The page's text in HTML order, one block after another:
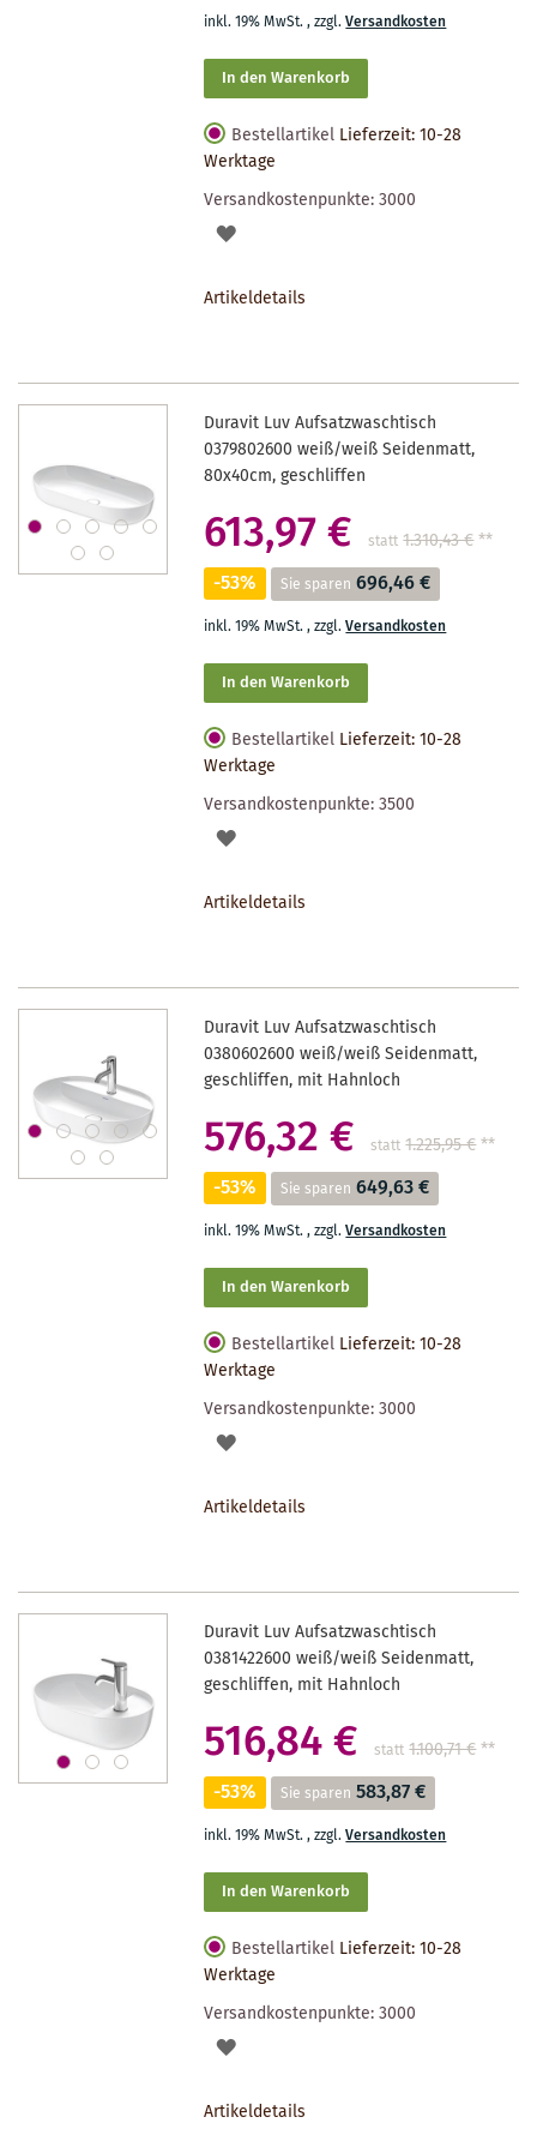
inkl. 19% MwSt.,zzgl.Versandkosten
In den Warenkorb
Bestellartikel Lieferzeit: 10-28
Werktage
Versandkostenpunkte:3000
AUF
Artikeldetails
Duravit Luv Aufsatzwaschtisch
0379802600 weiß/weiß Seidenmatt,
80x40cm, geschliffen
613,97 € statt 1.310,43 €**
-53% Sie sparen 696,46 €
inkl. 19% MwSt.,zzgl.Versandkosten
In den Warenkorb
Bestellartikel Lieferzeit: 10-28
Werktage
Versandkostenpunkte:3500
AUF
Artikeldetails
Duravit Luv Aufsatzwaschtisch
0380602600 weiß/weiß Seidenmatt,
geschliffen, mit Hahnloch
576,32 € statt 1.225,95 €**
-53% Sie sparen 649,63 €
inkl. 19% MwSt.,zzgl.Versandkosten
In den Warenkorb
Bestellartikel Lieferzeit: 10-28
Werktage
Versandkostenpunkte:3000
AUF
Artikeldetails
Duravit Luv Aufsatzwaschtisch
0381422600 weiß/weiß Seidenmatt,
geschliffen, mit Hahnloch
516,84 € statt 1.100,71 €**
-53% Sie sparen 583,87 €
inkl. 19% MwSt.,zzgl.Versandkosten
In den Warenkorb
Bestellartikel Lieferzeit: 10-28
Werktage
Versandkostenpunkte:3000
AUF
Artikeldetails